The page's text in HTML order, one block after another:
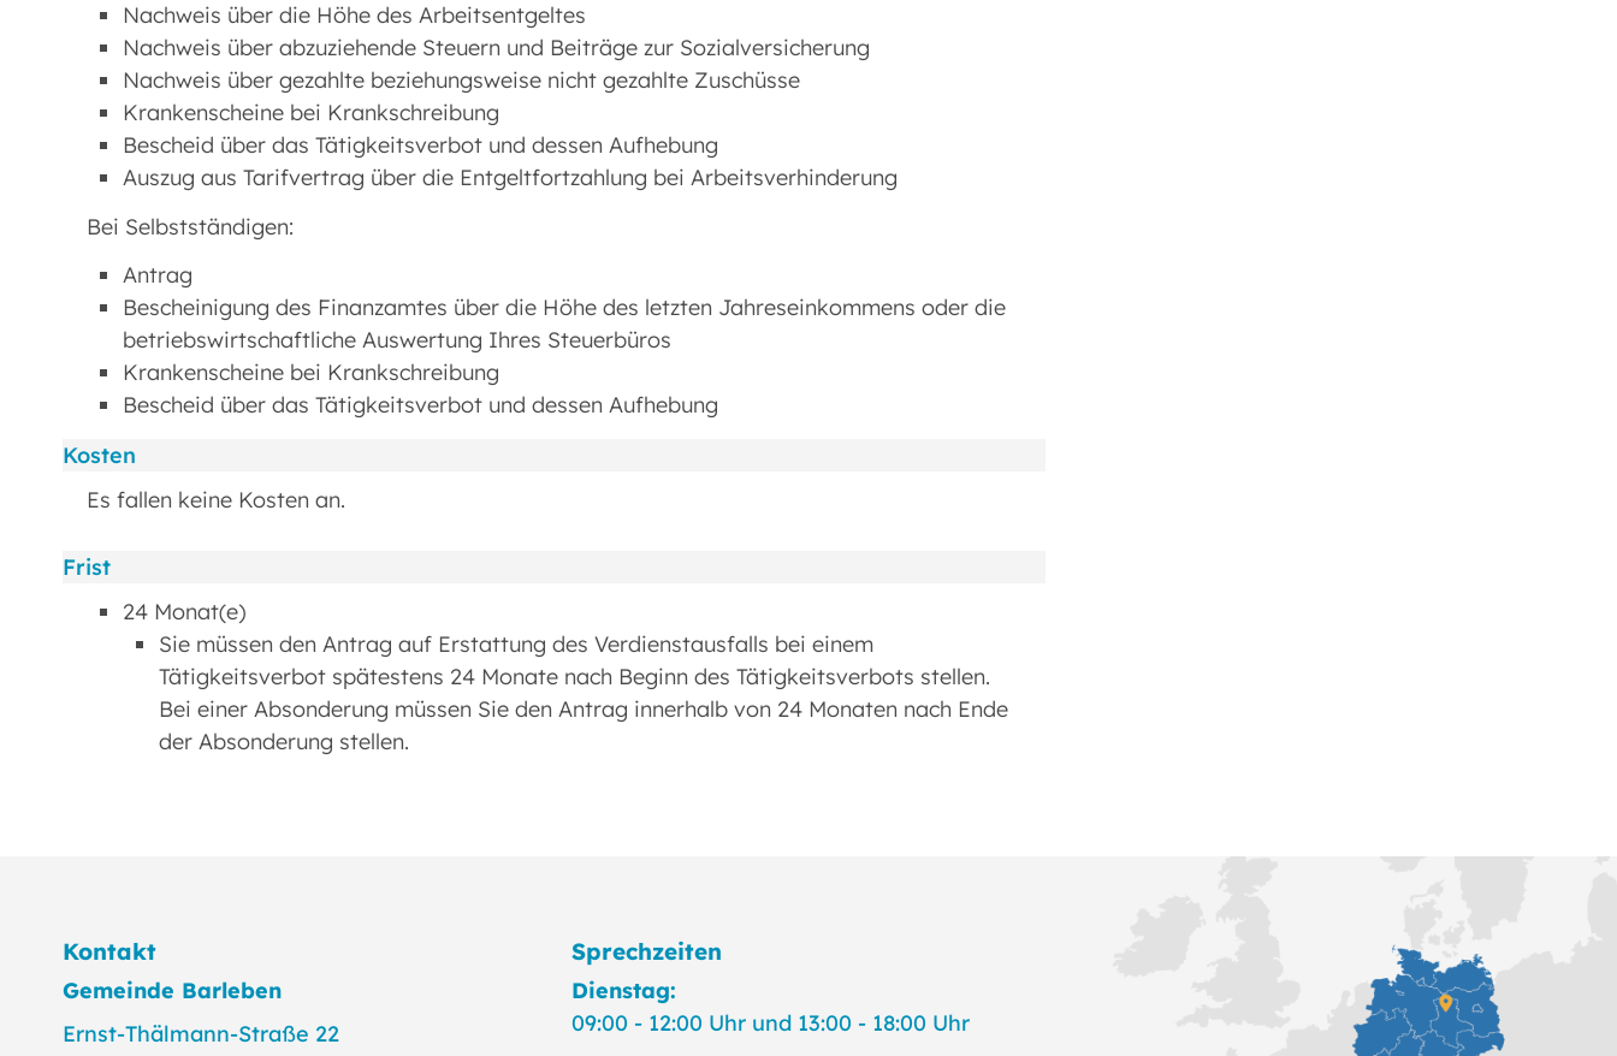
Nachweis über die Höhe des Arbeitsentgeltes
Nachweis über abzuziehende Steuern und Beiträge zur Sozialversicherung
Nachweis über gezahlte beziehungsweise nicht gezahlte Zuschüsse
Krankenscheine bei Krankschreibung
Bescheid über das Tätigkeitsverbot und dessen Aufhebung
Auszug aus Tarifvertrag über die Entgeltfortzahlung bei Arbeitsverhinderung
Bei Selbstständigen:
Antrag
Bescheinigung des Finanzamtes über die Höhe des letzten Jahreseinkommens oder die
betriebswirtschaftliche Auswertung Ihres Steuerbüros
Krankenscheine bei Krankschreibung
Bescheid über das Tätigkeitsverbot und dessen Aufhebung
Kosten
Es fallen keine Kosten an.
Frist
24 Monat(e)
Sie müssen den Antrag auf Erstattung des Verdienstausfalls bei einem
Tätigkeitsverbot spätestens 24 Monate nach Beginn des Tätigkeitsverbots stellen.
Bei einer Absonderung müssen Sie den Antrag innerhalb von 24 Monaten nach Ende
der Absonderung stellen.
Kontakt
Gemeinde Barleben
Ernst-Thälmann-Straße 22
Sprechzeiten
Dienstag:
09:00 - 12:00 Uhr und 13:00 - 18:00 Uhr